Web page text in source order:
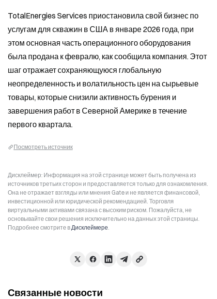
TotalEnergies Services приостановила свой бизнес по
услугам для скважин в США в январе 2026 года, при
этом основная часть операционного оборудования
была продана к февралю, как сообщила компания. Этот
шаг отражает сохраняющуюся глобальную
неопределенность и волатильность цен на сырьевые
товары, которые снизили активность бурения и
завершения работ в Северной Америке в течение
первого квартала.
Посмотреть источник
Дисклеймер: Информация на этой странице может быть получена из
источников третьих сторон и предоставляется только для ознакомления.
Она не отражает взгляды или мнения Gate и не является финансовой,
инвестиционной или юридической рекомендацией. Торговля
виртуальными активами связана с высоким риском. Пожалуйста, не
основывайте свои решения исключительно на данных этой страницы.
Подробнее смотрите вДисклеймере.
Связанные новости